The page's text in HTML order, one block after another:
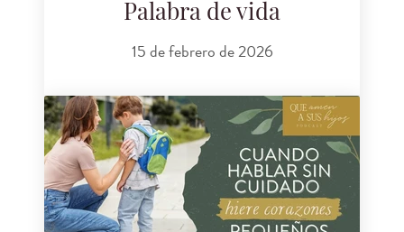
Palabra de vida
15 de febrero de 2026